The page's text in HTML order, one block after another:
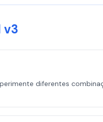
v3
diferentes